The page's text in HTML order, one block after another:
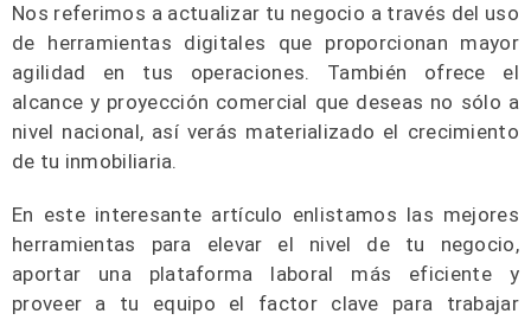
Nos referimos a actualizar tu negocio a través del uso
de herramientas digitales que proporcionan mayor
agilidad en tus operaciones. También ofrece el
alcance y proyección comercial que deseas no sólo a
nivel nacional, así verás materializado el crecimiento
de tu inmobiliaria.
En este interesante artículo enlistamos las mejores
herramientas para elevar el nivel de tu negocio,
aportar una plataforma laboral más eficiente y
proveer a tu equipo el factor clave para trabajar